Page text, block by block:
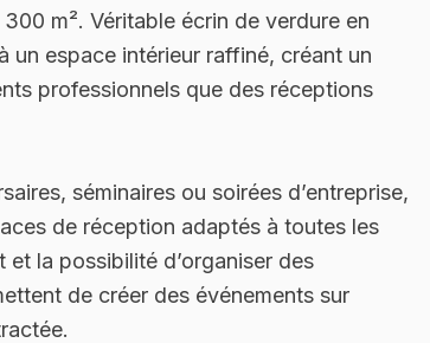
m². Véritable écrin de verdure en
un espace intérieur raffiné, créant un
professionnels que des réceptions
séminaires ou soirées d’entreprise,
de réception adaptés à toutes les
la possibilité d’organiser des
de créer des événements sur